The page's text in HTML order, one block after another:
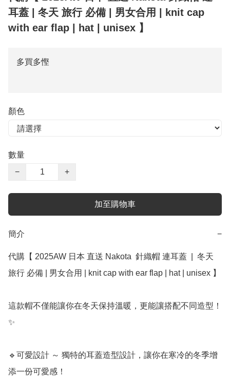
耳蓋 | 冬天 旅行 必備 | 男女合用 | knit cap
with ear flap | hat | unisex 】
多買多慳
顏色
數量
−
+
加至購物車
簡介 −
代購【 2025AW 日本 直送 Nakota  針織帽 連耳蓋  |  冬天
旅行 必備 | 男女合用 | knit cap with ear flap | hat | unisex 】
這款帽不僅能讓你在冬天保持溫暖，更能讓搭配不同造型！
✨
🔹可愛設計 ～ 獨特的耳蓋造型設計，讓你在寒冷的冬季增
添一份可愛感！